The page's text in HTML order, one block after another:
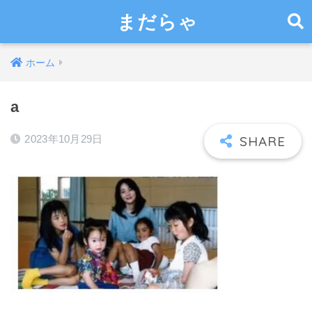
まだらゃ
ホーム
a
2023年10月29日